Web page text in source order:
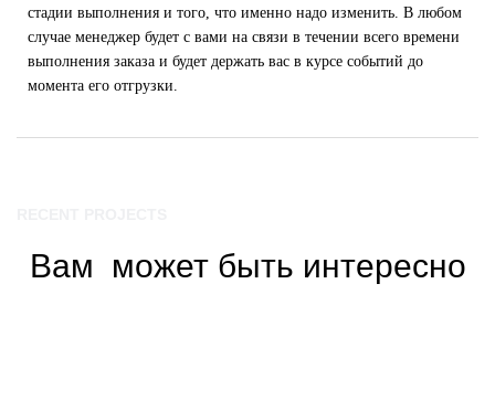
стадии выполнения и того, что именно надо изменить. В любом
случае менеджер будет с вами на связи в течении всего времени
выполнения заказа и будет держать вас в курсе событий до
момента его отгрузки.
Вам может быть интересно